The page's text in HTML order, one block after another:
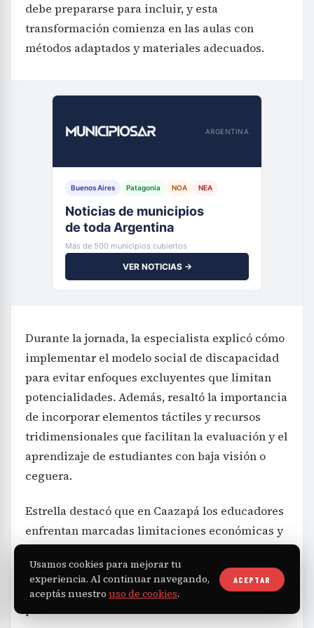
debe prepararse para incluir, y esta
transformación comienza en las aulas con
métodos adaptados y materiales adecuados.
ARGENTINA
Buenos Aires Patagonia NOA NEA
Noticias de municipios
de toda Argentina
Más de 500 municipios cubiertos
VER NOTICIAS →
Durante la jornada, la especialista explicó cómo
implementar el modelo social de discapacidad
para evitar enfoques excluyentes que limitan
potencialidades. Además, resaltó la importancia
de incorporar elementos táctiles y recursos
tridimensionales que facilitan la evaluación y el
aprendizaje de estudiantes con baja visión o
ceguera.
Estrella destacó que en Caazapá los educadores
enfrentan marcadas limitaciones económicas y
esta capacitación permitió compartir recursos
orientados a potenciar la enseñanza inclusiva y
Usamos cookies para mejorar tu
experiencia. Al continuar navegando,
aceptás nuestro uso de cookies.
ACEPTAR